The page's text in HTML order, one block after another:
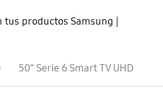
tus productos Samsung |
50” Serie 6 Smart TV UHD